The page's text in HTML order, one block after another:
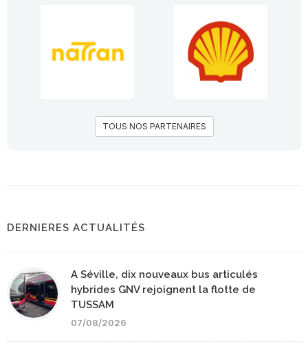
TOUS NOS PARTENAIRES
DERNIERES ACTUALITÉS
A Séville, dix nouveaux bus articulés
hybrides GNV rejoignent la flotte de
TUSSAM
07/08/2026